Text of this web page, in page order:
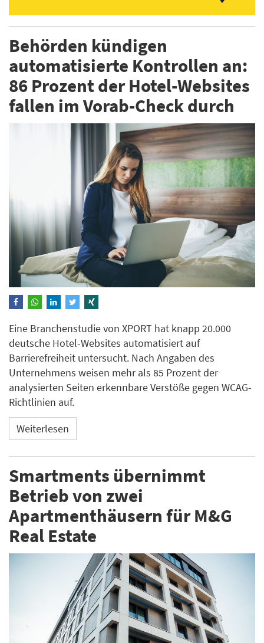
Behörden kündigen
automatisierte Kontrollen an:
86 Prozent der Hotel-Websites
fallen im Vorab-Check durch
Eine Branchenstudie von XPORT hat knapp 20.000
deutsche Hotel-Websites automatisiert auf
Barrierefreiheit untersucht. Nach Angaben des
Unternehmens weisen mehr als 85 Prozent der
analysierten Seiten erkennbare Verstöße gegen WCAG-
Richtlinien auf.
Weiterlesen
Smartments übernimmt
Betrieb von zwei
Apartmenthäusern für M&G
Real Estate